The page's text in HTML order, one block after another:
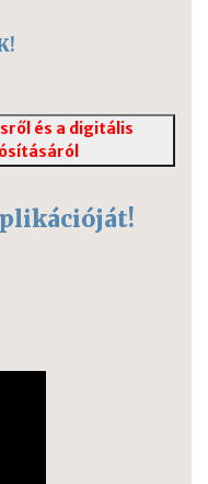
és a digitális